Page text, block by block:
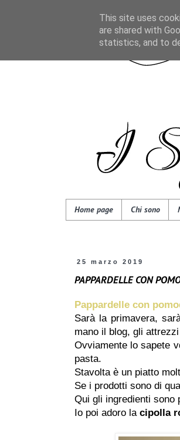
Home page Chi sono
25 marzo 2019
PAPPARDELLE CON
Pappardelle con
Sarà la primavera,
mano il blog, gli
Ovviamente lo sapete
pasta.
Stavolta è un piatto
Se i prodotti sono di
Qui gli ingredienti
Io poi adoro la cipolla
This site uses
are shared with
statistics, and to